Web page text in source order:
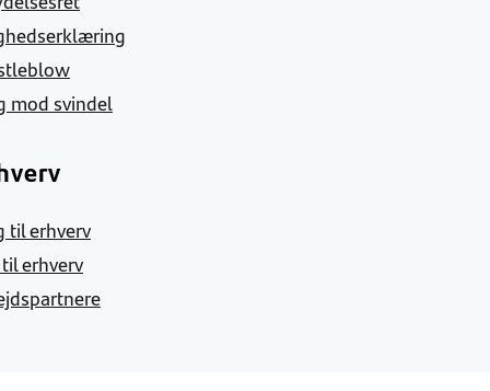
mod svindel
til erhverv
erhverv